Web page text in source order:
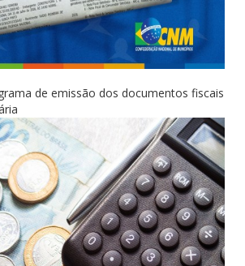
de emissão dos documentos fiscais